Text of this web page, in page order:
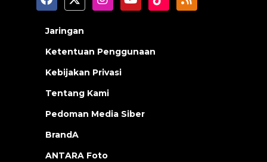
Jaringan
Ketentuan Penggunaan
Kebijakan Privasi
Tentang Kami
Pedoman Media Siber
BrandA
ANTARA Foto